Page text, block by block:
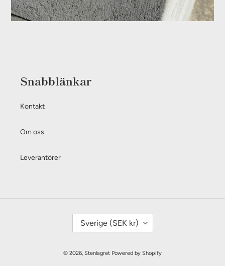
Snabblänkar
Kontakt
Om oss
Leverantörer
L
A
N
Sverige (SEK kr)
© 2026, Stenlagret Powered by Shopify